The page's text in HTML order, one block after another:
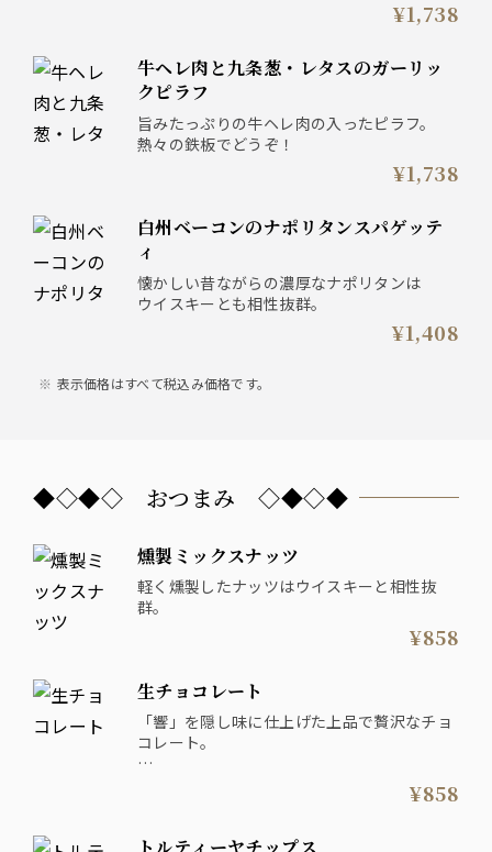
¥1,738
牛ヘレ肉と九条葱・レタスのガーリッ
クピラフ
旨みたっぷりの牛ヘレ肉の入ったピラフ。
熱々の鉄板でどうぞ！
¥1,738
白州ベーコンのナポリタンスパゲッテ
ィ
懐かしい昔ながらの濃厚なナポリタンは
ウイスキーとも相性抜群。
¥1,408
表示価格はすべて税込み価格です。
◆◇◆◇ おつまみ ◇◆◇◆
燻製ミックスナッツ
軽く燻製したナッツはウイスキーと相性抜
群。
¥858
生チョコレート
「響」を隠し味に仕上げた上品で贅沢なチョ
コレート。
¥858
トルティーヤチップス